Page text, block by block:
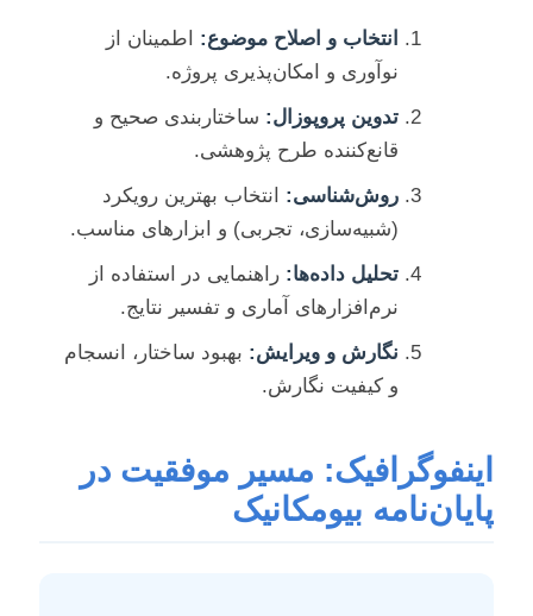
انتخاب و اصلاح موضوع: اطمینان از
نوآوری و امکان‌پذیری پروژه.
تدوین پروپوزال: ساختاربندی صحیح و
قانع‌کننده طرح پژوهشی.
روش‌شناسی: انتخاب بهترین رویکرد
(شبیه‌سازی، تجربی) و ابزارهای مناسب.
تحلیل داده‌ها: راهنمایی در استفاده از
نرم‌افزارهای آماری و تفسیر نتایج.
نگارش و ویرایش: بهبود ساختار، انسجام
و کیفیت نگارش.
اینفوگرافیک: مسیر موفقیت در
پایان‌نامه بیومکانیک